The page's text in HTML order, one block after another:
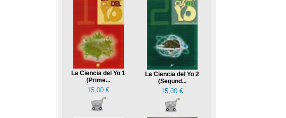
La Ciencia del Yo 1
(Prime...
15,00 €
La Ciencia del Yo 2
(Segund...
15,00 €